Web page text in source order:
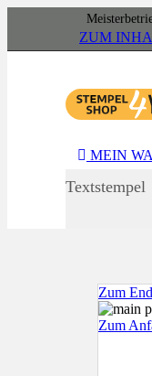
ZUM
MEIN
Textstempel
Zum
Zum